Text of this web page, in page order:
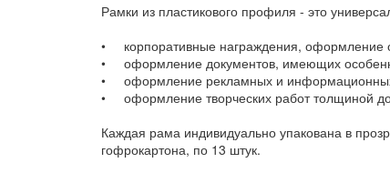
Рамки из пластикового профиля - это
• корпоративные награждения, оформление
• оформление документов, имеющих
• оформление рекламных и
• оформление творческих работ толщиной
Каждая рама индивидуально упакована в
гофрокартона, по 13 штук.